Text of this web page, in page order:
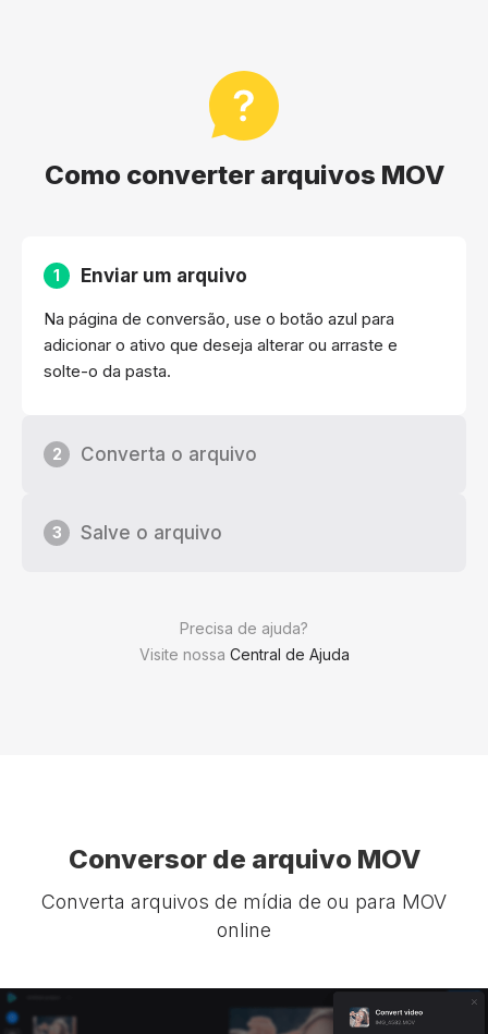
Como converter arquivos MOV
Precisa de ajuda?
Visite nossa Central de Ajuda
1 Enviar um arquivo
Na página de conversão, use o botão azul para
adicionar o ativo que deseja alterar ou arraste e
solte-o da pasta.
2 Converta o arquivo
3 Salve o arquivo
Conversor de arquivo MOV
Converta arquivos de mídia de ou para MOV
online